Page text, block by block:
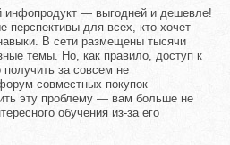
инфопродукт — выгодней и дешевле!
перспективы для всех, кто хочет
В сети размещены тысячи
темы. Но, как правило, доступ к
за совсем не
совместных покупок
эту проблему — вам больше не
обучения из-за его